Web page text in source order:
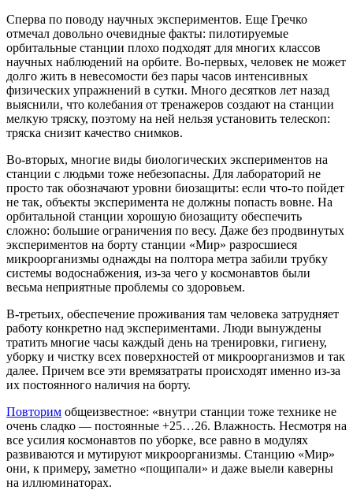
Сперва по поводу научных экспериментов. Еще Гречко
отмечал довольно очевидные факты: пилотируемые
орбитальные станции плохо подходят для многих классов
научных наблюдений на орбите. Во-первых, человек не может
долго жить в невесомости без пары часов интенсивных
физических упражнений в сутки. Много десятков лет назад
выяснили, что колебания от тренажеров создают на станции
мелкую тряску, поэтому на ней нельзя установить телескоп:
тряска снизит качество снимков.
Во-вторых, многие виды биологических экспериментов на
станции с людьми тоже небезопасны. Для лабораторий не
просто так обозначают уровни биозащиты: если что-то пойдет
не так, объекты эксперимента не должны попасть вовне. На
орбитальной станции хорошую биозащиту обеспечить
сложно: большие ограничения по весу. Даже без продвинутых
экспериментов на борту станции «Мир» разросшиеся
микроорганизмы однажды на полтора метра забили трубку
системы водоснабжения, из-за чего у космонавтов были
весьма неприятные проблемы со здоровьем.
В-третьих, обеспечение проживания там человека затрудняет
работу конкретно над экспериментами. Люди вынуждены
тратить многие часы каждый день на тренировки, гигиену,
уборку и чистку всех поверхностей от микроорганизмов и так
далее. Причем все эти времязатраты происходят именно из-за
их постоянного наличия на борту.
Повторим общеизвестное: «внутри станции тоже технике не
очень сладко — постоянные +25…26. Влажность. Несмотря на
все усилия космонавтов по уборке, все равно в модулях
развиваются и мутируют микроорганизмы. Станцию «Мир»
они, к примеру, заметно «пощипали» и даже выели каверны
на иллюминаторах.